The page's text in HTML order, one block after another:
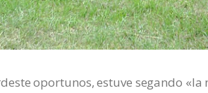
oportunos, estuve segando